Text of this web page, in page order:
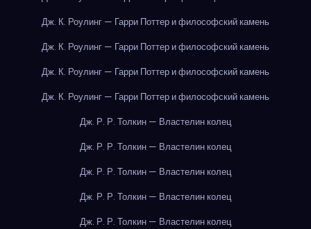
Дж. К. Роулинг — Гарри Поттер и философский камень
Дж. К. Роулинг — Гарри Поттер и философский камень
Дж. К. Роулинг — Гарри Поттер и философский камень
Дж. К. Роулинг — Гарри Поттер и философский камень
Дж. Р. Р. Толкин — Властелин колец
Дж. Р. Р. Толкин — Властелин колец
Дж. Р. Р. Толкин — Властелин колец
Дж. Р. Р. Толкин — Властелин колец
Дж. Р. Р. Толкин — Властелин колец